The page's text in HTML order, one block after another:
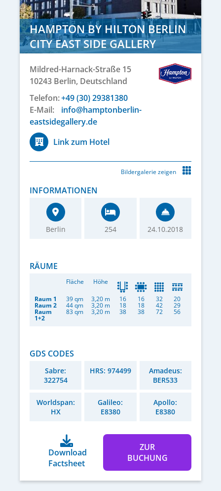
HAMPTON BY HILTON BERLIN
CITY EAST SIDE GALLERY
Mildred-Harnack-Straße 15
10243 Berlin, Deutschland
Telefon:+49 (30) 29381380
E-Mail:
info@hamptonberlin-
eastsidegallery.de
Link zum Hotel
Bildergalerie zeigen
INFORMATIONEN
Berlin 254 24.10.2018
RÄUME
Fläche Höhe
Raum 1 39 qm 3,20 m 16 16 32
20
Raum 2
44 qm 3,20 m 18 18 42
29
Raum
1+2
83 qm 3,20 m 38 38 72 56
GDS CODES
Sabre:
322754
HRS: 974499
Amadeus:
BER533
Worldspan:
HX
Galileo:
E8380
Apollo:
E8380
Download
Factsheet
ZUR
BUCHUNG